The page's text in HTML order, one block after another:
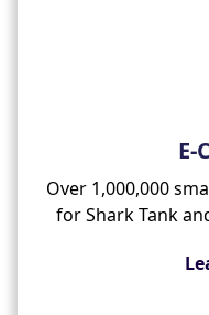
E-
Over 1,000,000
for Shark Tank